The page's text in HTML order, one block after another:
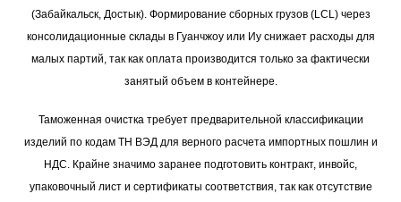
(Забайкальск, Достык). Формирование сборных грузов (LCL) через
консолидационные склады в Гуанчжоу или Иу снижает расходы для
малых партий, так как оплата производится только за фактически
занятый объем в контейнере.
Таможенная очистка требует предварительной классификации
изделий по кодам ТН ВЭД для верного расчета импортных пошлин и
НДС. Крайне значимо заранее подготовить контракт, инвойс,
упаковочный лист и сертификаты соответствия, так как отсутствие